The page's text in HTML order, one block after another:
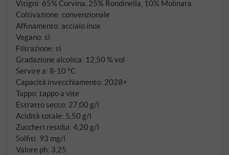
sentore di mineralità. Si presta molto bene come
aperitivo e in abbinamento a piatti leggeri, nonché
come bevanda estiva nel pomeriggio.
SUPERIORE.DE
Vitigni: 65% Corvina, 25% Rondinella, 10% Molinara
Coltivazione: convenzionale
Affinamento: acciaio inox
Vegano: sì
Filtrazione: sì
Gradazione alcolica: 12,50 % vol
Servire a: 8‑10 °C
Capacità invecchiamento: 2028+
Tappo: tappo a vite
Estratto secco: 27,00 g/l
Acidità totale: 5,50 g/l
Zuccheri residui: 4,20 g/l
Solfiti: 93 mg/l
Valore ph: 3,25